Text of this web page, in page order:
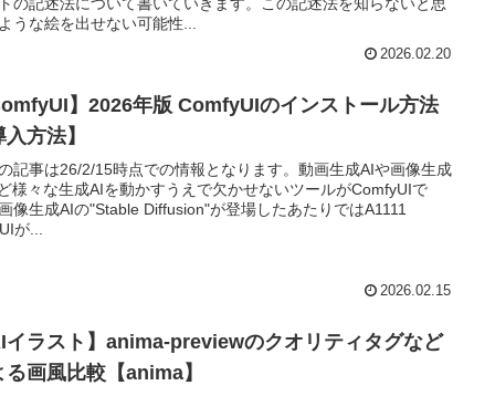
うな絵を出せない可能性...
2026.02.20
】2026年版 ComfyUIのインストール方法
方法】
記事は26/2/15時点での情報となります。動画生成AIや画像生成
様々な生成AIを動かすうえで欠かせないツールがComfyUIで
像生成AIの"Stable Diffusion"が登場したあたりではA1111
が...
2026.02.15
イラスト】anima-previewのクオリティタグなど
る画風比較【anima】